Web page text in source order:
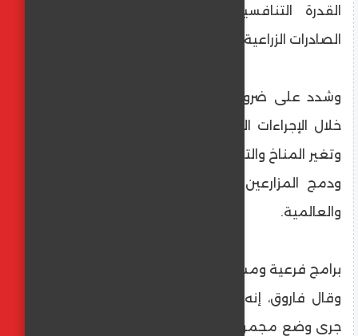
القدرة التنافسية للمنتجات الزراعية وزيادة
الصادرات الزراعية الطازجة والمصنعة.
وشدد على ضرورة وجود المرونة والتكيف من
خلال الإجراءات الاستباقية في مواجهة الأزمات
وتغير المناخ والتوسع في منظومة دعم الفلاح
ودمج المزارعين في سلاسل القيمة المحلية
والعالمية.
برامج فرعية ومسارات عمل لكل الأنشطة
وقال فاروق، إنه لتحقيق الأهداف الاستراتيجية
جرى وضع مجموعة من البرامج الرئيسية والتي